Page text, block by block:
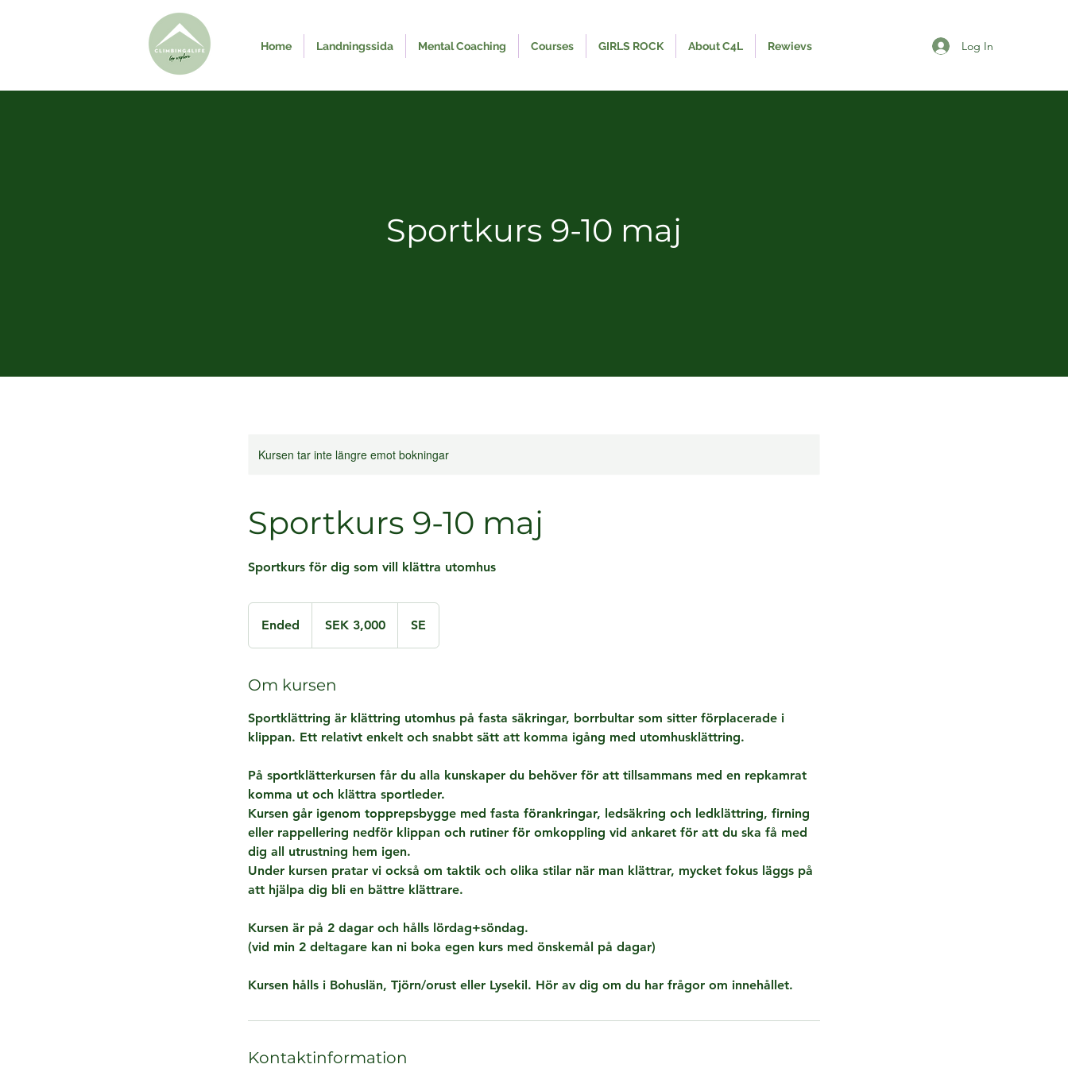
Home Landningssida Mental Coaching Courses GIRLS ROCK About C4L Rewievs Log In
Sportkurs 9-10 maj
Kursen tar inte längre emot bokningar
Sportkurs 9-10 maj
Sportkurs för dig som vill klättra utomhus
Ended
n
e
kronorSEK 3,000 SE
Om kursen
Sportklättring är klättring utomhus på fasta säkringar, borrbultar som sitter förplacerade i
klippan. Ett relativt enkelt och snabbt sätt att komma igång med utomhusklättring.
På sportklätterkursen får du alla kunskaper du behöver för att tillsammans med en repkamrat
komma ut och klättra sportleder.
Kursen går igenom topprepsbygge med fasta förankringar, ledsäkring och ledklättring, firning
eller rappellering nedför klippan och rutiner för omkoppling vid ankaret för att du ska få med
dig all utrustning hem igen.
Under kursen pratar vi också om taktik och olika stilar när man klättrar, mycket fokus läggs på
att hjälpa dig bli en bättre klättrare.
Kursen är på 2 dagar och hålls lördag+söndag.
(vid min 2 deltagare kan ni boka egen kurs med önskemål på dagar)
Kursen hålls i Bohuslän, Tjörn/orust eller Lysekil. Hör av dig om du har frågor om innehållet.
Kontaktinformation